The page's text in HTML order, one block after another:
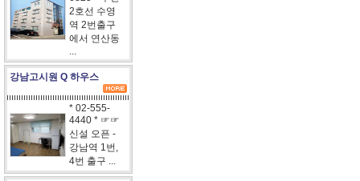
2호선 수영
역 2번출구
에서 연산동
...
강남고시원 Q 하우스
* 02-555-
4440 * ☞☞
신설 오픈 -
강남역 1번,
4번 출구 ...